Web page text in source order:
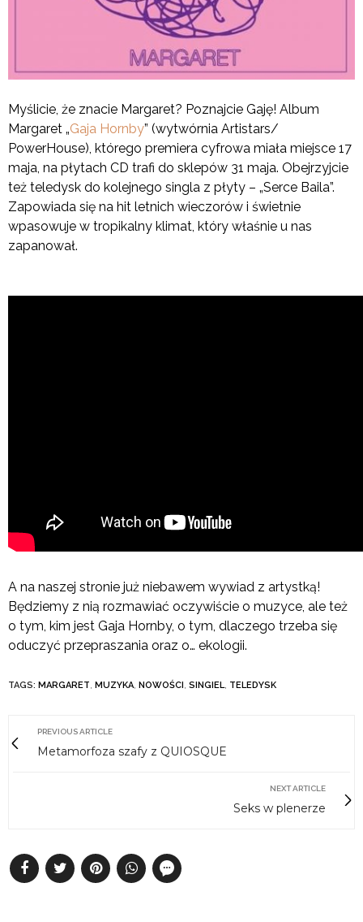
Myślicie, że znacie Margaret? Poznajcie Gaję! Album
Margaret „Gaja Hornby” (wytwórnia Artistars/
PowerHouse), którego premiera cyfrowa miała miejsce 17
maja, na płytach CD trafi do sklepów 31 maja. Obejrzyjcie
też teledysk do kolejnego singla z płyty – „Serce Baila”.
Zapowiada się na hit letnich wieczorów i świetnie
wpasowuje w tropikalny klimat, który właśnie u nas
zapanował.
A na naszej stronie już niebawem wywiad z artystką!
Będziemy z nią rozmawiać oczywiście o muzyce, ale też
o tym, kim jest Gaja Hornby, o tym, dlaczego trzeba się
oduczyć przepraszania oraz o… ekologii.
TAGS: MARGARET, MUZYKA, NOWOŚCI, SINGIEL, TELEDYSK
PREVIOUS ARTICLE
Metamorfoza szafy z QUIOSQUE
NEXT ARTICLE
Seks w plenerze